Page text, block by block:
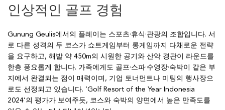
인상적인 골프 경험
Gunung Geulis에서의 플레이는 스포츠·휴식·관광의 조합입니다. 서
로 다른 성격의 두 코스가 쇼트게임부터 롱게임까지 다채로운 전략
을 요구하고, 해발 약 450m의 시원한 공기와 산악 경관이 라운드를
한층 풍요롭게 합니다. 가족에게도 골프·스파·수영장·숙박이 같은 부
지에서 완결되는 점이 매력이며, 기업 토너먼트나 미팅의 행사장으
로도 선정되고 있습니다. ‘Golf Resort of the Year Indonesia
2024’의 평가가 보여주듯, 코스와 숙박의 양면에서 높은 만족도를